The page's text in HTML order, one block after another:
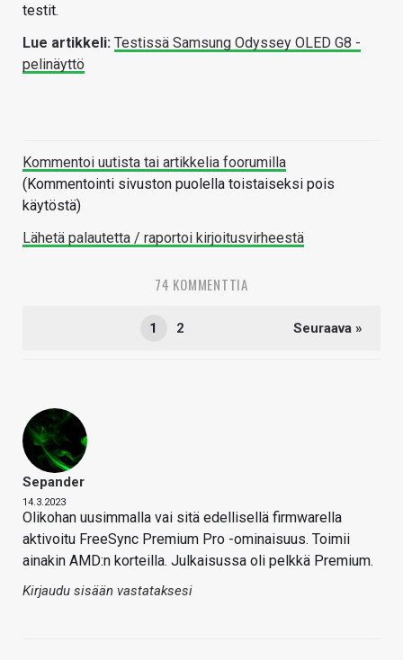
testit.
Lue artikkeli: Testissä Samsung Odyssey OLED G8 -
pelinäyttö
Kommentoi uutista tai artikkelia foorumilla
(Kommentointi sivuston puolella toistaiseksi pois
käytöstä)
Lähetä palautetta / raportoi kirjoitusvirheestä
74 KOMMENTTIA
1 2 Seuraava »
Sepander
14.3.2023
Olikohan uusimmalla vai sitä edellisellä firmwarella
aktivoitu FreeSync Premium Pro -ominaisuus. Toimii
ainakin AMD:n korteilla. Julkaisussa oli pelkkä Premium.
Kirjaudu sisään vastataksesi